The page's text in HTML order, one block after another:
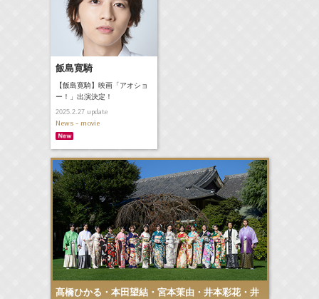
飯島寛騎
【飯島寛騎】映画「アオショ
ー！」出演決定！
2025.2.27update
News - movie
髙橋ひかる・本田望結・宮本茉由・井本彩花・井